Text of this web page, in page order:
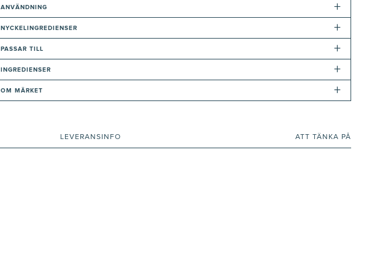
ANVÄNDNING +
NYCKELINGREDIENSER +
PASSAR TILL +
INGREDIENSER +
OM MÄRKET +
LEVERANSINFO ATT TÄNKA PÅ